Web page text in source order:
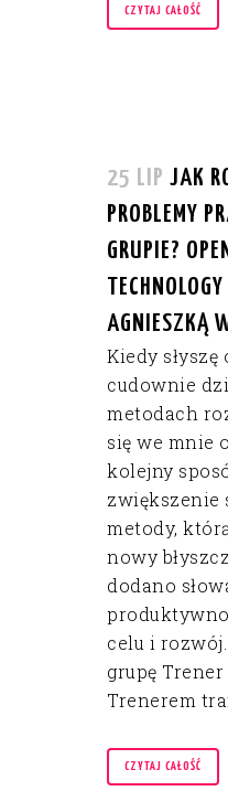
CZYTAJ CAŁOŚĆ
25 LIP JAK
PROBLEMY
GRUPIE?
AGNIESZKĄ
Kiedy
cudownie
metodach
się we mnie
kolejny
zwiększenie
metody,
nowy
dodano
celu i
grupę
Trenerem
CZYTAJ CAŁOŚĆ